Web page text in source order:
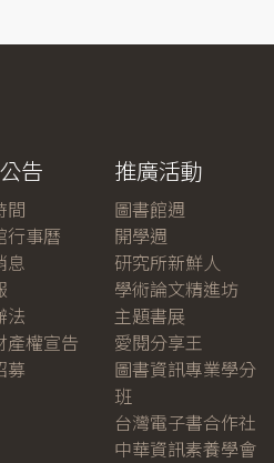
告
間
行事曆
息
法
產權宣告
募
推廣活動
圖書館週
開學週
研究所新鮮人
學術論文精進坊
主題書展
愛閱分享王
圖書資訊專業學分
班
台灣電子書合作社
中華資訊素養學會